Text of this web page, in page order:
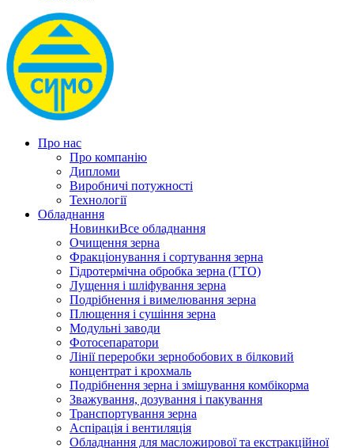
Про нас
Про компанію
Дипломи
Виробничі потужності
Технології
Обладнання
НовинкиВсе обладнання
Очищення зерна
Фракціонування і сортування зерна
Гідротермічна обробка зерна (ГТО)
Лущення і шліфування зерна
Подрібнення і вимелювання зерна
Плющення і сушіння зерна
Модульні заводи
Фотосепаратори
Лінії переробки зернобобових в білковий
концентрат і крохмаль
Подрібнення зерна і змішування комбікорма
Зважування, дозування і пакування
Транспортування зерна
Аспірація і вентиляція
Обладнання для масложирової та екстракційної